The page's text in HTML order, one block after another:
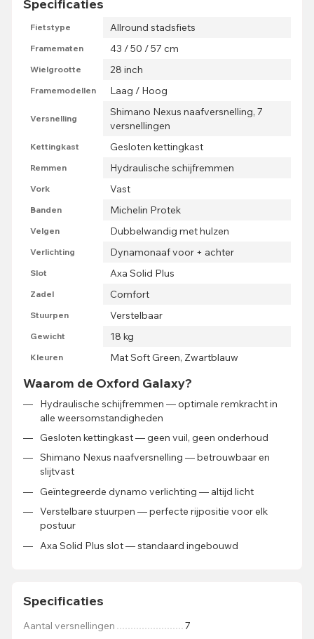
Specificaties
Fietstype Allround stadsfiets
Framematen 43 / 50 / 57 cm
Wielgrootte 28 inch
Framemodellen Laag / Hoog
Versnelling
Shimano Nexus naafversnelling, 7
versnellingen
Kettingkast Gesloten kettingkast
Remmen Hydraulische schijfremmen
Vork Vast
Banden Michelin Protek
Velgen Dubbelwandig met hulzen
Verlichting Dynamonaaf voor + achter
Slot Axa Solid Plus
Zadel Comfort
Stuurpen Verstelbaar
Gewicht 18 kg
Kleuren Mat Soft Green, Zwartblauw
Waarom de Oxford Galaxy?
Hydraulische schijfremmen — optimale remkracht in
alle weersomstandigheden
Gesloten kettingkast — geen vuil, geen onderhoud
Shimano Nexus naafversnelling — betrouwbaar en
slijtvast
Geïntegreerde dynamo verlichting — altijd licht
Verstelbare stuurpen — perfecte rijpositie voor elk
postuur
Axa Solid Plus slot — standaard ingebouwd
Specificaties
Aantal versnellingen 7